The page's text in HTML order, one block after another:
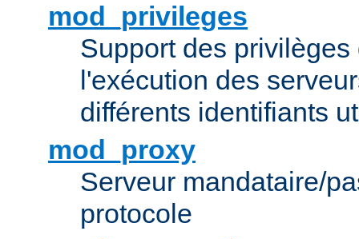
mod_privileges
Support des
l'exécution des
différents identifiants
mod_proxy
Serveur mandataire/
protocole